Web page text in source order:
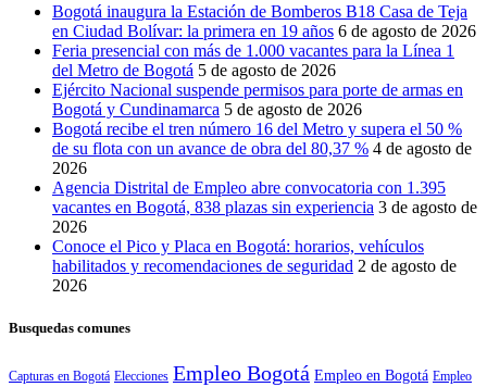
Bogotá inaugura la Estación de Bomberos B18 Casa de Teja
en Ciudad Bolívar: la primera en 19 años 6 de agosto de 2026
Feria presencial con más de 1.000 vacantes para la Línea 1
del Metro de Bogotá 5 de agosto de 2026
Ejército Nacional suspende permisos para porte de armas en
Bogotá y Cundinamarca 5 de agosto de 2026
Bogotá recibe el tren número 16 del Metro y supera el 50 %
de su flota con un avance de obra del 80,37 % 4 de agosto de
2026
Agencia Distrital de Empleo abre convocatoria con 1.395
vacantes en Bogotá, 838 plazas sin experiencia 3 de agosto de
2026
Conoce el Pico y Placa en Bogotá: horarios, vehículos
habilitados y recomendaciones de seguridad 2 de agosto de
2026
Busquedas comunes
Capturas en Bogotá Elecciones Empleo Bogotá Empleo en Bogotá Empleo